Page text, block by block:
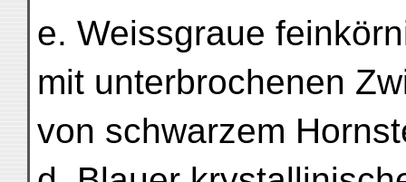
e. Weissgraue
mit unterbrochenen
von schwarzem